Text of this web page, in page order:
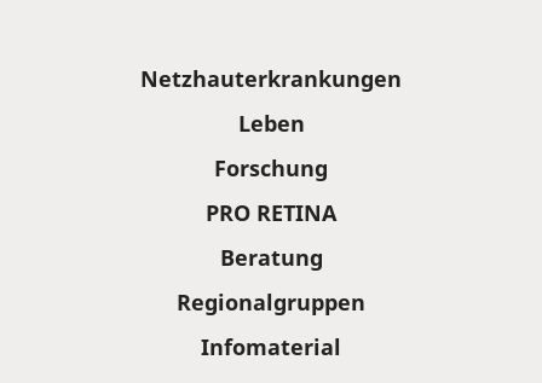
Netzhauterkrankungen
Leben
Forschung
PRO RETINA
Beratung
Regionalgruppen
Infomaterial